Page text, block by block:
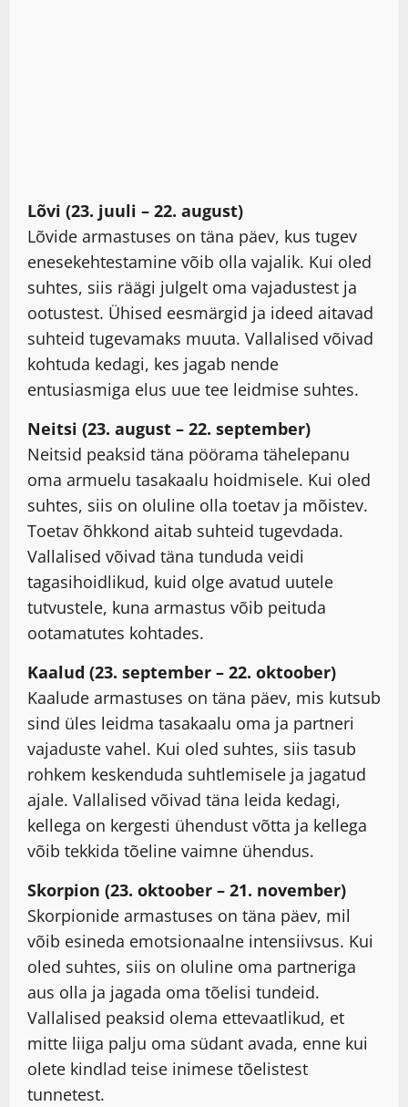
Lõvi (23. juuli – 22. august)
Lõvide armastuses on täna päev, kus tugev
enesekehtestamine võib olla vajalik. Kui oled
suhtes, siis räägi julgelt oma vajadustest ja
ootustest. Ühised eesmärgid ja ideed aitavad
suhteid tugevamaks muuta. Vallalised võivad
kohtuda kedagi, kes jagab nende
entusiasmiga elus uue tee leidmise suhtes.
Neitsi (23. august – 22. september)
Neitsid peaksid täna pöörama tähelepanu
oma armuelu tasakaalu hoidmisele. Kui oled
suhtes, siis on oluline olla toetav ja mõistev.
Toetav õhkkond aitab suhteid tugevdada.
Vallalised võivad täna tunduda veidi
tagasihoidlikud, kuid olge avatud uutele
tutvustele, kuna armastus võib peituda
ootamatutes kohtades.
Kaalud (23. september – 22. oktoober)
Kaalude armastuses on täna päev, mis kutsub
sind üles leidma tasakaalu oma ja partneri
vajaduste vahel. Kui oled suhtes, siis tasub
rohkem keskenduda suhtlemisele ja jagatud
ajale. Vallalised võivad täna leida kedagi,
kellega on kergesti ühendust võtta ja kellega
võib tekkida tõeline vaimne ühendus.
Skorpion (23. oktoober – 21. november)
Skorpionide armastuses on täna päev, mil
võib esineda emotsionaalne intensiivsus. Kui
oled suhtes, siis on oluline oma partneriga
aus olla ja jagada oma tõelisi tundeid.
Vallalised peaksid olema ettevaatlikud, et
mitte liiga palju oma südant avada, enne kui
olete kindlad teise inimese tõelistest
tunnetest.